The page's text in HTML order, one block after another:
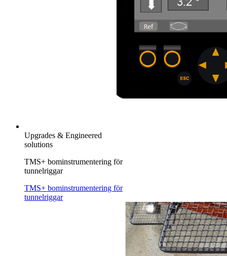
Upgrades & Engineered
solutions
TMS+ bominstrumentering för
tunnelriggar
TMS+ bominstrumentering för
tunnelriggar